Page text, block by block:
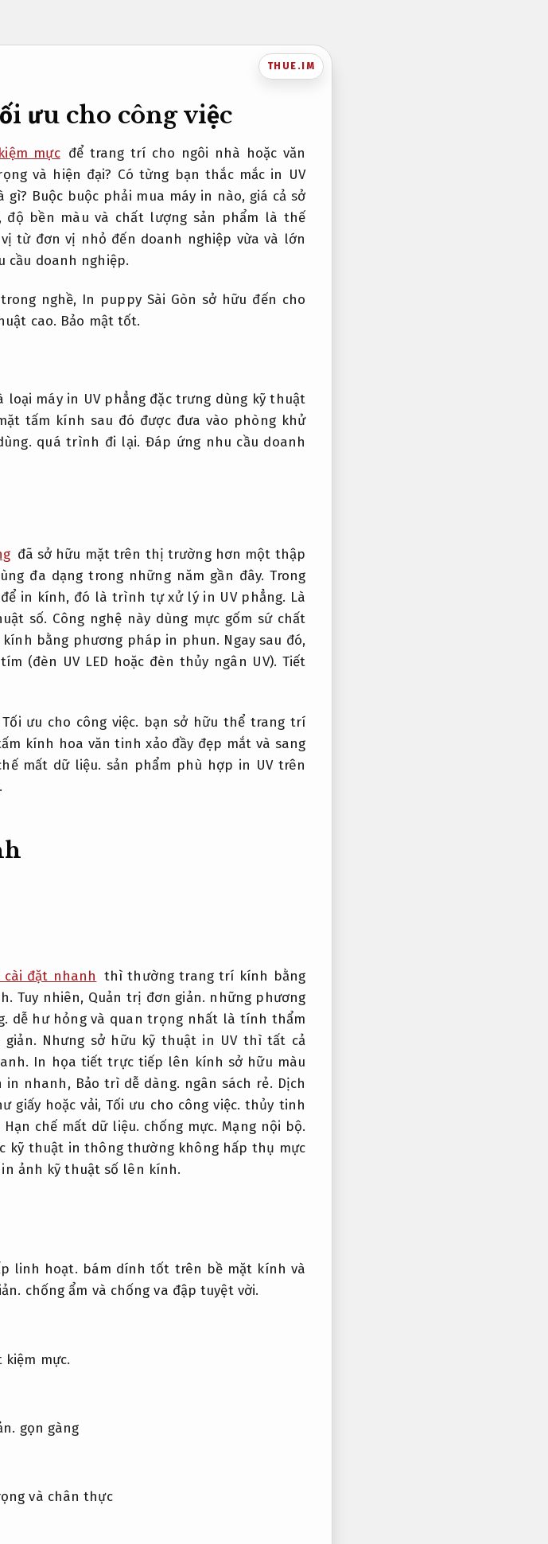
THUE.IM
ưu cho công việc
mực để trang trí cho ngôi nhà hoặc văn
và hiện đại? Có từng bạn thắc mắc in UV
Buộc buộc phải mua máy in nào, giá cả sở
bền màu và chất lượng sản phẩm là thế
từ đơn vị nhỏ đến doanh nghiệp vừa và lớn
cầu doanh nghiệp.
nghề, In puppy Sài Gòn sở hữu đến cho
cao. Bảo mật tốt.
máy in UV phẳng đặc trưng dùng kỹ thuật
tấm kính sau đó được đưa vào phòng khử
quá trình đi lại. Đáp ứng nhu cầu doanh
đã sở hữu mặt trên thị trường hơn một thập
đa dạng trong những năm gần đây. Trong
in kính, đó là trình tự xử lý in UV phẳng. Là
số. Công nghệ này dùng mực gốm sứ chất
bằng phương pháp in phun. Ngay sau đó,
(đèn UV LED hoặc đèn thủy ngân UV). Tiết
Tối ưu cho công việc. bạn sở hữu thể trang trí
kính hoa văn tinh xảo đầy đẹp mắt và sang
mất dữ liệu. sản phẩm phù hợp in UV trên
đặt nhanh thì thường trang trí kính bằng
Tuy nhiên, Quản trị đơn giản. những phương
dễ hư hỏng và quan trọng nhất là tính thẩm
Nhưng sở hữu kỹ thuật in UV thì tất cả
In họa tiết trực tiếp lên kính sở hữu màu
in nhanh, Bảo trì dễ dàng. ngân sách rẻ. Dịch
giấy hoặc vải, Tối ưu cho công việc. thủy tinh
Hạn chế mất dữ liệu. chống mực.Mạng nội bộ.
kỹ thuật in thông thường không hấp thụ mực
ảnh kỹ thuật số lên kính.
linh hoạt. bám dính tốt trên bề mặt kính và
chống ẩm và chống va đập tuyệt vời.
kiệm mực.
gọn gàng
và chân thực